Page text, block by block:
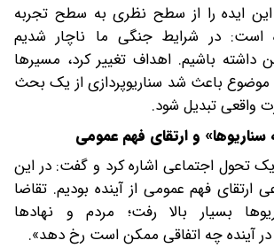
ایده را از سطح نظری به سطح تجربه
است: در شرایط جنگی ما ناچار شدیم
داشته باشیم. اهداف تغییر کرد، مسیرها
باعث شد سناریوپردازی از یک بحث
واقعی تبدیل شود.
و ارتقای فهم عمومی
تحول اجتماعی اشاره کرد و گفت: در این
ارتقای فهم عمومی از آینده بودیم. تقاضا
بسیار بالا رفت؛ مردم و نهادها
در آینده چه اتفاقی ممکن است رخ دهد».